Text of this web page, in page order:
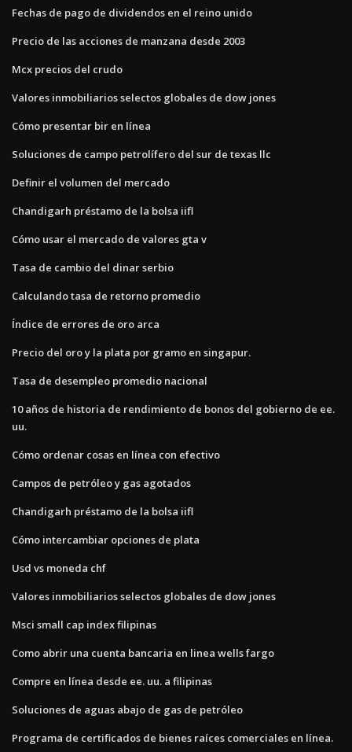
Fechas de pago de dividendos en el reino unido
Precio de las acciones de manzana desde 2003
Mcx precios del crudo
Valores inmobiliarios selectos globales de dow jones
Cómo presentar bir en línea
Soluciones de campo petrolífero del sur de texas llc
Definir el volumen del mercado
Chandigarh préstamo de la bolsa iifl
Cómo usar el mercado de valores gta v
Tasa de cambio del dinar serbio
Calculando tasa de retorno promedio
Índice de errores de oro arca
Precio del oro y la plata por gramo en singapur.
Tasa de desempleo promedio nacional
10 años de historia de rendimiento de bonos del gobierno de ee.
uu.
Cómo ordenar cosas en línea con efectivo
Campos de petróleo y gas agotados
Chandigarh préstamo de la bolsa iifl
Cómo intercambiar opciones de plata
Usd vs moneda chf
Valores inmobiliarios selectos globales de dow jones
Msci small cap index filipinas
Como abrir una cuenta bancaria en linea wells fargo
Compre en línea desde ee. uu. a filipinas
Soluciones de aguas abajo de gas de petróleo
Programa de certificados de bienes raíces comerciales en línea.